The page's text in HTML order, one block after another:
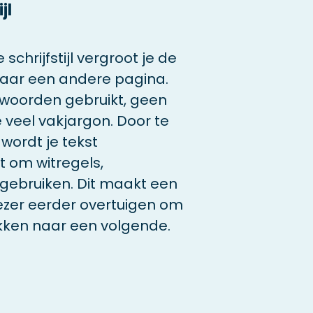
schrijfstijl vergroot je de
een andere pagina.
gebruikt, geen
veel vakjargon. Door te
je tekst
om witregels,
Dit maakt een
eerder overtuigen om
naar een volgende.